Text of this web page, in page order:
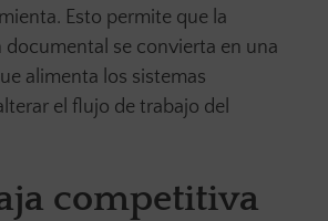
Esto permite que la
se convierta en una
alimenta los sistemas
el flujo de trabajo del
competitiva